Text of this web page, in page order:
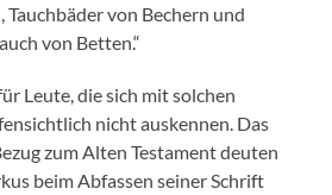
von Bechern und
von Betten.“
Leute, die sich mit solchen
nicht auskennen. Das
zum Alten Testament deuten
beim Abfassen seiner Schrift